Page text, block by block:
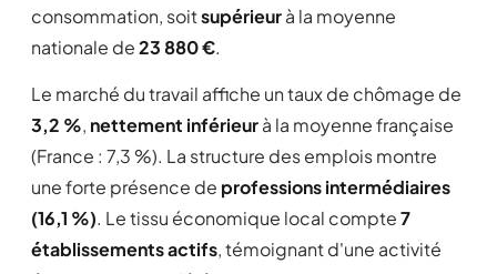
consommation, soitsupérieurà la moyenne
nationale de23 880 €.
Le marché du travail affiche un taux de chômage de
3,2 %, nettement inférieurà la moyenne française
(France : 7,3 %). La structure des emplois montre
une forte présence de professions intermédiaires
(16,1 %). Le tissu économique local compte7
établissements actifs, témoignant d'une activité